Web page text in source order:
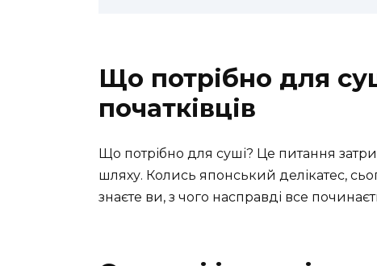
Що потрібно для
початківців
Що потрібно для суші? Це питання
шляху. Колись японський делікатес,
знаєте ви, з чого насправді все